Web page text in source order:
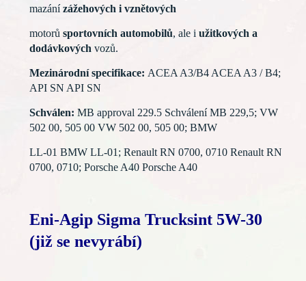
mazánízážehových i vznětových
motorůsportovních automobilů, ale iužitkových a
dodávkovýchvozů.
Mezinárodní specifikace: ACEA A3/B4 ACEA A3 / B4;
API SN API SN
Schválen:MB approval 229.5 Schválení MB 229,5; VW
502 00, 505 00 VW 502 00, 505 00; BMW
LL-01 BMW LL-01; Renault RN 0700, 0710 Renault RN
0700, 0710; Porsche A40 Porsche A40
Eni-Agip Sigma Trucksint 5W-30
(již se nevyrábí)